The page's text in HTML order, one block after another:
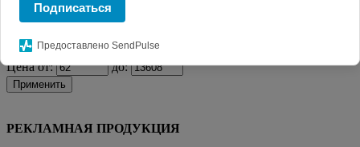
Фильтр
Цена от: до:
Применить
РЕКЛАМНАЯ ПРОДУКЦИЯ
Подписаться
Предоставлено SendPulse